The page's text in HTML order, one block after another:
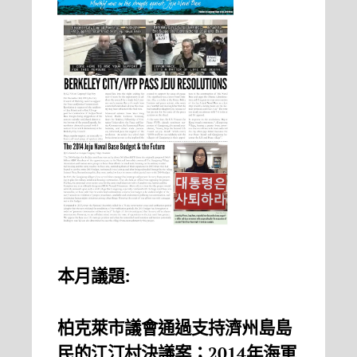
本月議題:
柏克萊市議會通過支持濟州島島